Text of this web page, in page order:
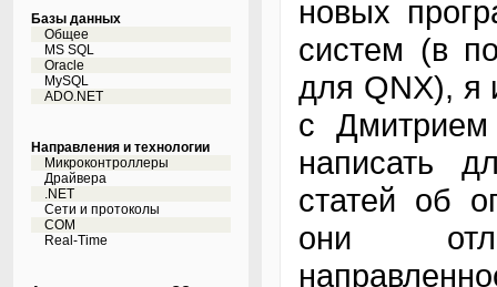
Базы данных
Общее
MS SQL
Oracle
MySQL
ADO.NET
Направления и технологии
Микроконтроллеры
Драйвера
.NET
Сети и протоколы
COM
Real-Time
новых
систем (в
для QNX), я
с Дмитрием
написать
статей об
они